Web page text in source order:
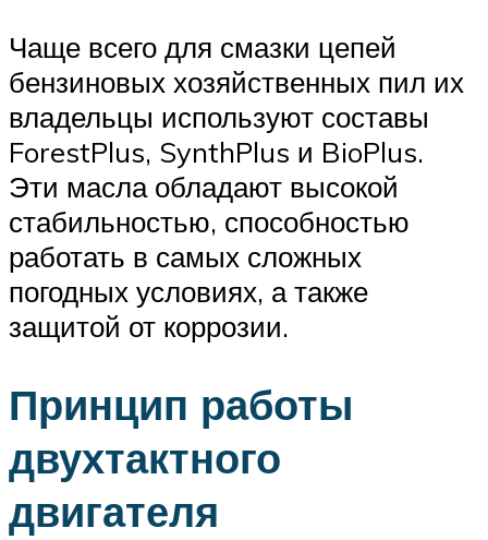
Чаще всего для смазки цепей
бензиновых хозяйственных пил их
владельцы используют составы
ForestPlus, SynthPlus и BioPlus.
Эти масла обладают высокой
стабильностью, способностью
работать в самых сложных
погодных условиях, а также
защитой от коррозии.
Принцип работы
двухтактного
двигателя